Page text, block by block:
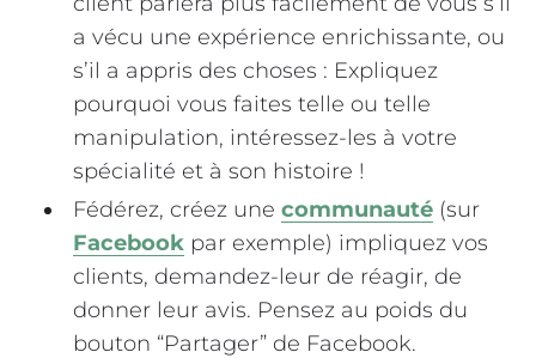
a vécu une expérience enrichissante, ou
s’il a appris des choses : Expliquez
pourquoi vous faites telle ou telle
manipulation, intéressez-les à votre
spécialité et à son histoire !
Fédérez, créez une communauté (sur
Facebook par exemple) impliquez vos
clients, demandez-leur de réagir, de
donner leur avis. Pensez au poids du
bouton “Partager” de Facebook.